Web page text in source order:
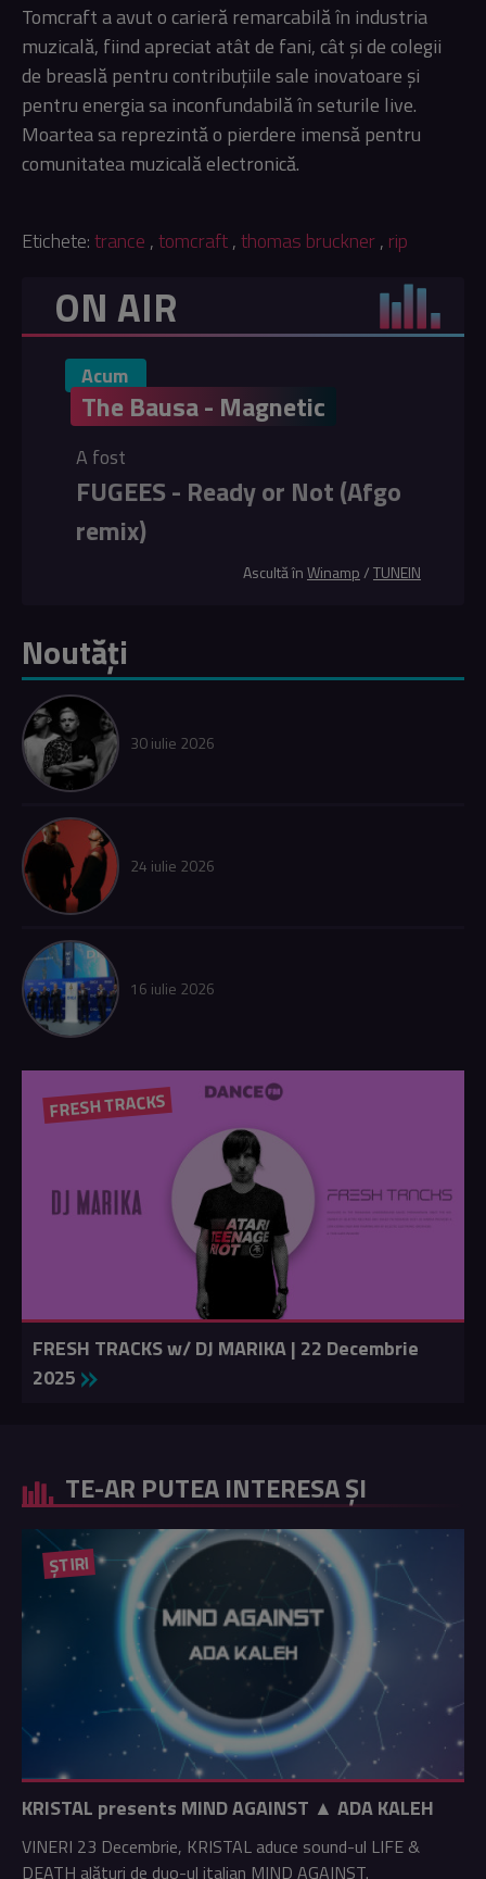
Tomcraft a avut o carieră remarcabilă în industria
muzicală, fiind apreciat atât de fani, cât și de colegii
de breaslă pentru contribuțiile sale inovatoare și
pentru energia sa inconfundabilă în seturile live.
Moartea sa reprezintă o pierdere imensă pentru
comunitatea muzicală electronică.
Etichete:trance ,tomcraft,thomas bruckner, rip
ON AIR
Acum
The Bausa - Magnetic
A fost
FUGEES - Ready or Not (Afgo
remix)
Ascultă înWinamp/TUNEIN
Noutăți
30 iulie 2026
24 iulie 2026
16 iulie 2026
FRESH TRACKS
FRESH TRACKS w/ DJ MARIKA | 22 Decembrie
2025
TE-AR PUTEA INTERESA ȘI
ȘTIRI
KRISTAL presents MIND AGAINST ▲ ADA KALEH
VINERI 23 Decembrie, KRISTAL aduce sound-ul LIFE &
DEATH alături de duo-ul italian MIND AGAINST.